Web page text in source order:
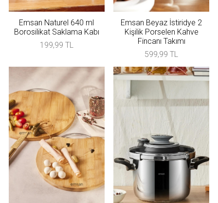
Emsan Naturel 640 ml
Borosilikat Saklama Kabı
199,99 TL
Emsan Beyaz İstiridye 2
Kişilik Porselen Kahve
Fincanı Takımı
599,99 TL